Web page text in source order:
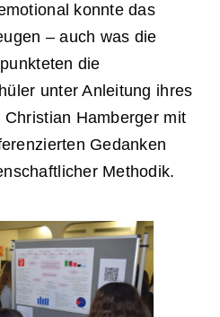
konnte das
– auch was die
die
unter Anleitung ihres
Hamberger mit
Gedanken
Methodik.